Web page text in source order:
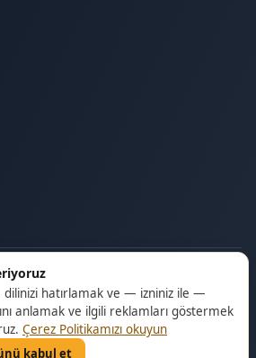
Tüm hakları saklıdır.
hatırlamak ve — izniniz ile —
anlamak ve ilgili reklamları göstermek
Çerez Politikamızı okuyun
kabul et